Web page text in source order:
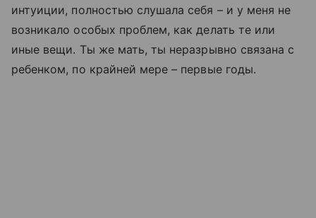
интуиции, полностью слушала себя –и у меня не
возникало особых проблем, как делать те или
иные вещи. Ты же мать, ты неразрывно связана с
ребенком, по крайней мере – первые годы.